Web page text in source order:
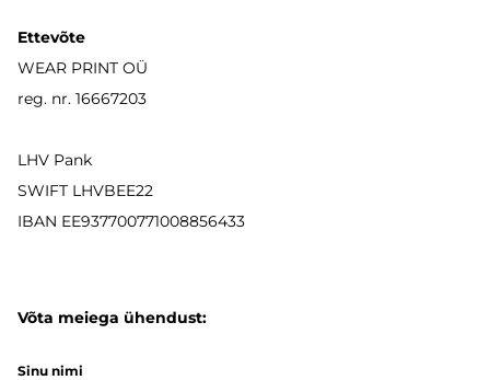
Ettevõte
WEAR PRINT OÜ
reg. nr. 16667203
LHV Pank
SWIFT LHVBEE22
IBAN EE937700771008856433
Võta meiega ühendust:
Sinu nimi